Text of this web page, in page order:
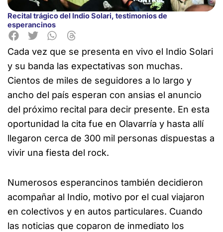
Recital trágico del Indio Solari, testimonios de
esperancinos
Cada vez que se presenta en vivo el Indio Solari
y su banda las expectativas son muchas.
Cientos de miles de seguidores a lo largo y
ancho del país esperan con ansias el anuncio
del próximo recital para decir presente. En esta
oportunidad la cita fue en Olavarría y hasta allí
llegaron cerca de 300 mil personas dispuestas a
vivir una fiesta del rock.
Numerosos esperancinos también decidieron
acompañar al Indio, motivo por el cual viajaron
en colectivos y en autos particulares. Cuando
las noticias que coparon de inmediato los